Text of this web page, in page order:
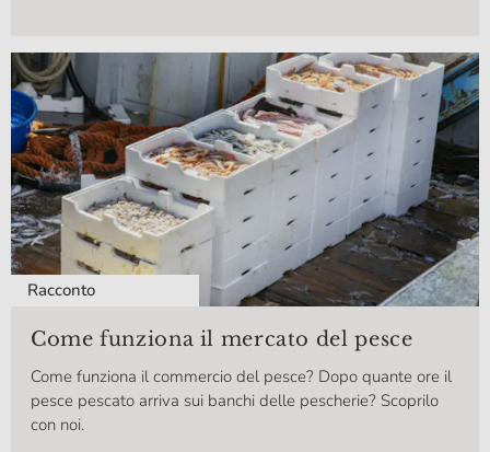
Racconto
Come funziona il mercato del pesce
Come funziona il commercio del pesce? Dopo quante ore il
pesce pescato arriva sui banchi delle pescherie? Scoprilo
con noi.